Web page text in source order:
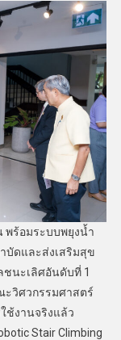
ร้อมระบบพยุงน้ำ
บัดและส่งเสริมสุข
ชนะเลิศอันดับที่ 1
ะวิศวกรรมศาสตร์
ช้งานจริงแล้ว
Stair Climbing